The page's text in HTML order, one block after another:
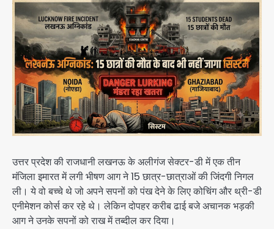
उत्तर प्रदेश की राजधानी लखनऊ के अलीगंज सेक्टर-डी में एक तीन
मंजिला इमारत में लगी भीषण आग ने 15 छात्र-छात्राओं की जिंदगी निगल
ली। ये वो बच्चे थे जो अपने सपनों को पंख देने के लिए कोचिंग और थ्री-डी
एनीमेशन कोर्स कर रहे थे। लेकिन दोपहर करीब ढाई बजे अचानक भड़की
आग ने उनके सपनों को राख में तब्दील कर दिया।